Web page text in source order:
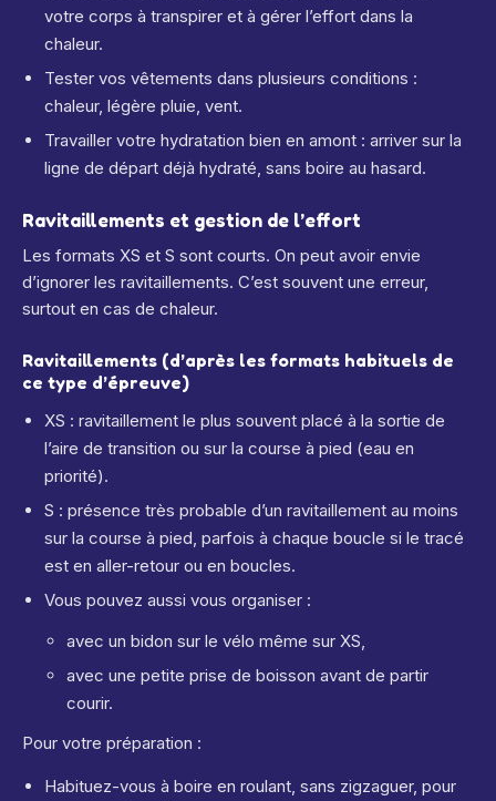
votre corps à transpirer et à gérer l’effort dans la
chaleur.
Tester vos vêtements dans plusieurs conditions :
chaleur, légère pluie, vent.
Travailler votre hydratation bien en amont : arriver sur la
ligne de départ déjà hydraté, sans boire au hasard.
Ravitaillements et gestion de l’effort
Les formats XS et S sont courts. On peut avoir envie
d’ignorer les ravitaillements. C’est souvent une erreur,
surtout en cas de chaleur.
Ravitaillements (d’après les formats habituels de
ce type d’épreuve)
XS : ravitaillement le plus souvent placé à la sortie de
l’aire de transition ou sur la course à pied (eau en
priorité).
S : présence très probable d’un ravitaillement au moins
sur la course à pied, parfois à chaque boucle si le tracé
est en aller-retour ou en boucles.
Vous pouvez aussi vous organiser :
avec un bidon sur le vélo même sur XS,
avec une petite prise de boisson avant de partir
courir.
Pour votre préparation :
Habituez-vous à boire en roulant, sans zigzaguer, pour